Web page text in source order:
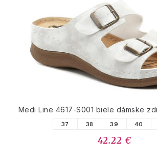
Medi Line 4617-S001 biele dámske
37 38 39 40
42.22 €